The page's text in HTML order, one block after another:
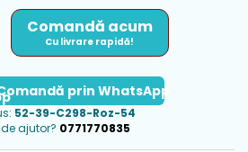
Comandă acum
Cu livrare rapidă!
prin WhatsApp
52-39-C298-Roz-54
ajutor? 0771770835